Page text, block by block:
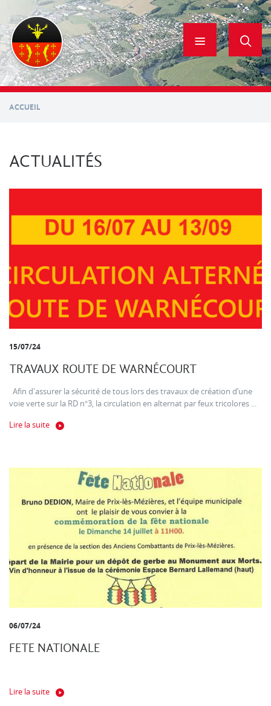
contenu
principal
ACCUEIL
ACTUALITÉS
15/07/24
TRAVAUX ROUTE DE WARNÉCOURT
Afin d'assurer la sécurité de tous lors des travaux de création d’une
voie verte sur la RD n°3, la circulation en alternat par feux tricolores ...
Lire la suite
06/07/24
FETE NATIONALE
Lire la suite